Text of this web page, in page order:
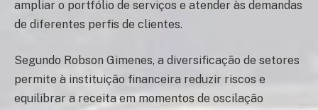
ampliar o portfólio de serviços e atender às demandas
de diferentes perfis de clientes.
Segundo Robson Gimenes, a diversificação de setores
permite à instituição financeira reduzir riscos e
equilibrar a receita em momentos de oscilação